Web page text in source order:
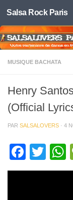
Skip to content
Salsa Rock Paris
MUSIQUE BACHATA
Henry
(Official
PAR SALSALOVERS · 4